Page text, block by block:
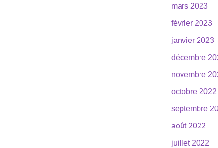
mars 2023
février 2023
janvier 2023
décembre
novembre
octobre 2022
septembre
août 2022
juillet 2022